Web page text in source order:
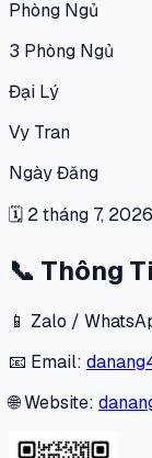
Phòng Ngủ
3 Phòng Ngủ
Đại Lý
Vy Tran
Ngày Đăng
🗓 2 tháng 7, 2026
📞 Thông
📱 Zalo /
📧 Email:
🌐 Website: